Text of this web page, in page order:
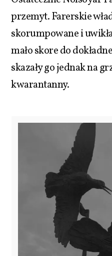
przemyt. Farerskie
skorumpowane i
mało skore do
skazały go jednak na
kwarantanny.